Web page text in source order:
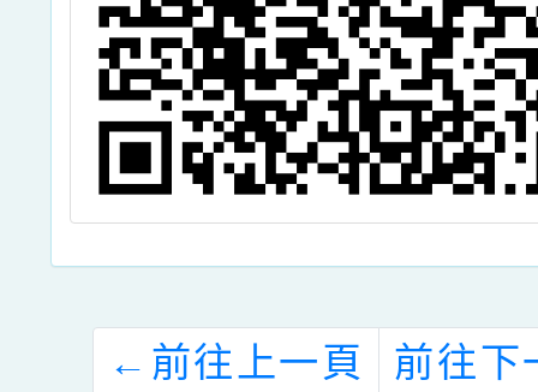
← 前往上一頁 前往下